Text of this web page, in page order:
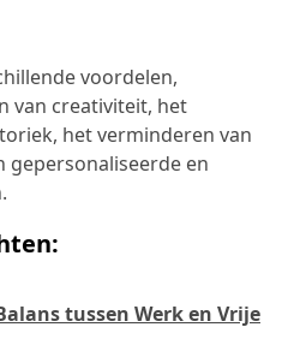
voordelen,
van creativiteit, het
het verminderen van
gepersonaliseerde en
tussen Werk en Vrije